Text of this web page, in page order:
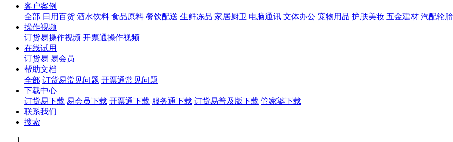
客户案例
全部 日用百货 酒水饮料 食品原料 餐饮配送 生鲜冻品 家居厨卫 电脑通讯 文体办公 宠物用品 护肤美妆 五金建材 汽配轮胎
操作视频
订货易操作视频 开票通操作视频
在线试用
订货易 易会员
帮助文档
全部 订货易常见问题 开票通常见问题
下载中心
订货易下载 易会员下载 开票通下载 服务通下载 订货易普及版下载 管家婆下载
联系我们
搜索